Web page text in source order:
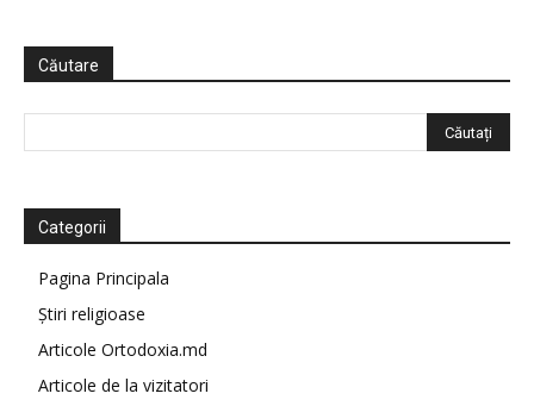
Căutare
Categorii
Pagina Principala
Știri religioase
Articole Ortodoxia.md
Articole de la vizitatori